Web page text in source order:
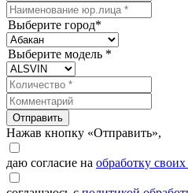
Выберите город*
Выберите модель *
Отправить
Нажав кнопку «Отправить»,
даю согласие на обработку